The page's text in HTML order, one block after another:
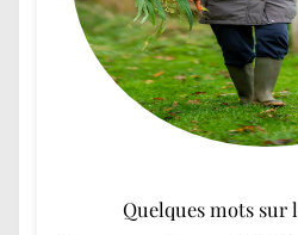
Quelques mots sur